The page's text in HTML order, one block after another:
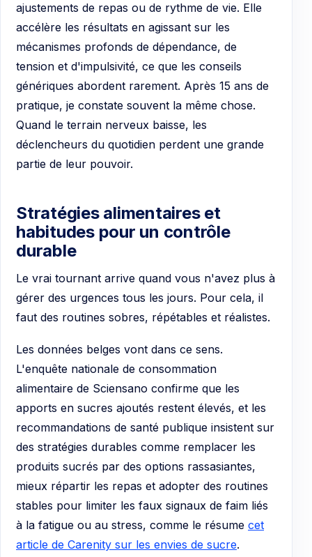
ajustements de repas ou de rythme de vie. Elle
accélère les résultats en agissant sur les
mécanismes profonds de dépendance, de
tension et d'impulsivité, ce que les conseils
génériques abordent rarement. Après 15 ans de
pratique, je constate souvent la même chose.
Quand le terrain nerveux baisse, les
déclencheurs du quotidien perdent une grande
partie de leur pouvoir.
Stratégies alimentaires et
habitudes pour un contrôle
durable
Le vrai tournant arrive quand vous n'avez plus à
gérer des urgences tous les jours. Pour cela, il
faut des routines sobres, répétables et réalistes.
Les données belges vont dans ce sens.
L'enquête nationale de consommation
alimentaire de Sciensano confirme que les
apports en sucres ajoutés restent élevés, et les
recommandations de santé publique insistent sur
des stratégies durables comme remplacer les
produits sucrés par des options rassasiantes,
mieux répartir les repas et adopter des routines
stables pour limiter les faux signaux de faim liés
à la fatigue ou au stress, comme le résume cet
article de Carenity sur les envies de sucre.